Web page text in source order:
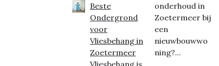
Beste
Ondergrond
voor
Vliesbehang in
Zoetermeer
onderhoud in
Zoetermeer bij
een
nieuwbouwwo
ning?...